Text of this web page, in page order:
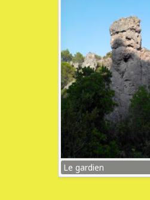
Le gardien